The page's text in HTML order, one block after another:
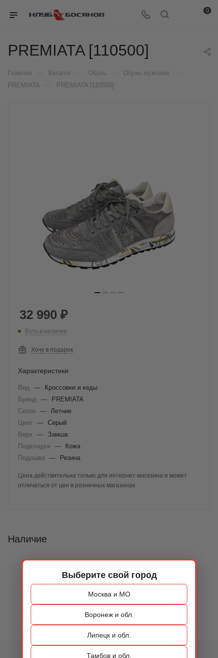
Выберите свой город
Москва и МО
Воронеж и обл.
Липецк и обл.
Тамбов и обл.
0
PREMIATA [110500]
Главная Каталог Обувь Обувь мужская
PREMIATA PREMIATA [110500]
32 990 ₽
Есть в наличии
Хочу в подарок
Характеристики
Вид —
Кроссовки и кеды
Бренд
—
PREMIATA
Сезон
—
Летние
Цвет — Серый
Верх
— Замша
Подкладка
—
Кожа
Подошва
— Резина
Цена действительна только для интернет-магазина и может
отличаться от цен в розничных магазинах
Наличие
КАТАЛОГ